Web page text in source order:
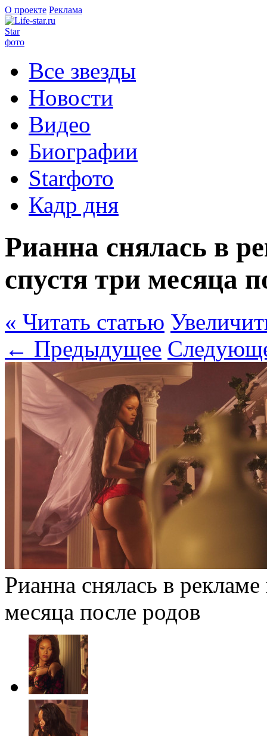
О проекте Реклама
Star
фото
Все звезды
Новости
Видео
Биографии
Starфото
Кадр дня
Рианна снялась в
спустя три месяца
« Читать статью
← Предыдущее
Рианна снялась в
месяца после родов